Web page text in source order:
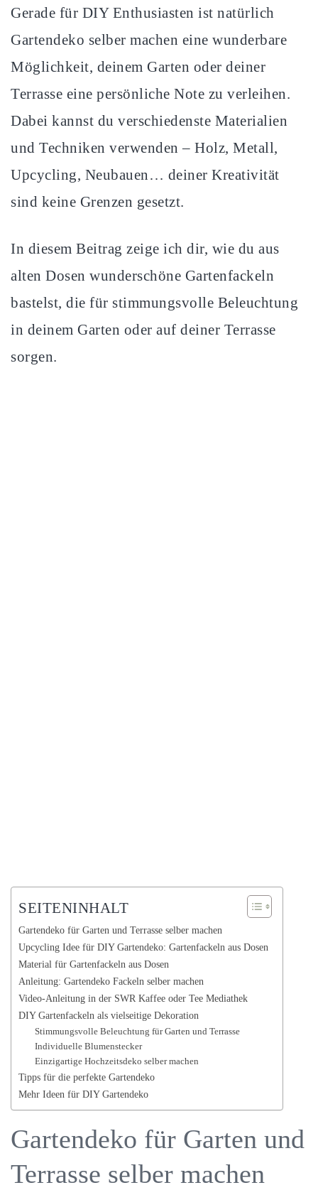
Gerade für DIY Enthusiasten ist natürlich
Gartendeko selber machen eine wunderbare
Möglichkeit, deinem Garten oder deiner
Terrasse eine persönliche Note zu verleihen.
Dabei kannst du verschiedenste Materialien
und Techniken verwenden – Holz, Metall,
Upcycling, Neubauen… deiner Kreativität
sind keine Grenzen gesetzt.
In diesem Beitrag zeige ich dir, wie du aus
alten Dosen wunderschöne Gartenfackeln
bastelst, die für stimmungsvolle Beleuchtung
in deinem Garten oder auf deiner Terrasse
sorgen.
SEITENINHALT
Gartendeko für Garten und Terrasse selber machen
Upcycling Idee für DIY Gartendeko: Gartenfackeln aus Dosen
Material für Gartenfackeln aus Dosen
Anleitung: Gartendeko Fackeln selber machen
Video-Anleitung in der SWR Kaffee oder Tee Mediathek
DIY Gartenfackeln als vielseitige Dekoration
Stimmungsvolle Beleuchtung für Garten und Terrasse
Individuelle Blumenstecker
Einzigartige Hochzeitsdeko selber machen
Tipps für die perfekte Gartendeko
Mehr Ideen für DIY Gartendeko
Gartendeko für Garten und
Terrasse selber machen